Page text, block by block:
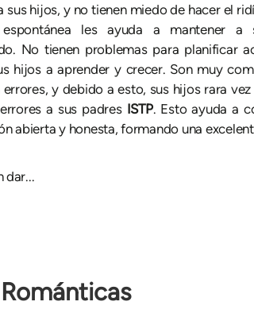
sus hijos, y no tienen miedo de hacer el
espontánea les ayuda a mantener a
No tienen problemas para planificar
hijos a aprender y crecer. Son muy
y debido a esto, sus hijos rara vez
a sus padres ISTP. Esto ayuda a
abierta y honesta, formando una
dar...